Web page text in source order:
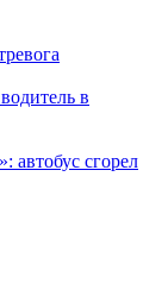
в
автобус сгорел